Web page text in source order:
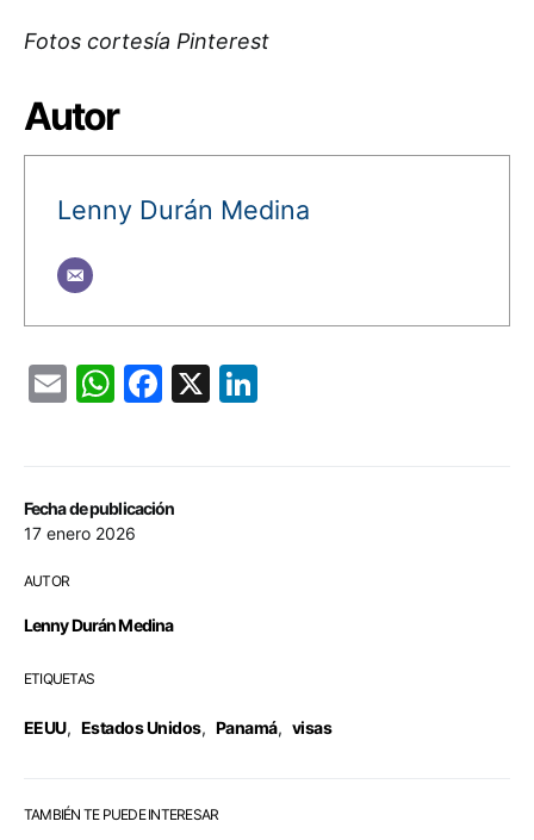
Fecha de publicación
17 enero 2026
AUTOR
Lenny Durán Medina
ETIQUETAS
EEUU, Estados Unidos, Panamá, visas
Fotos cortesía Pinterest
Autor
Lenny Durán Medina
EmailWhatsApp
Facebook
X
TAMBIÉN TE PUEDE INTERESAR